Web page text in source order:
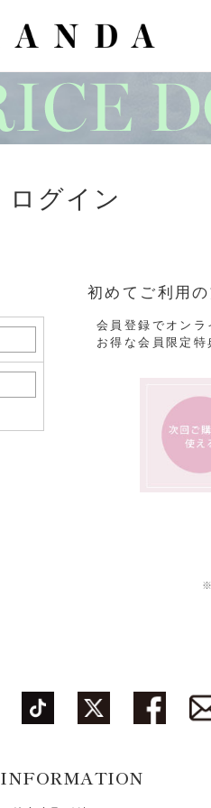
ログイン
初めてご利用
会員登録でオンラ
お得な会員限定特
INFORMATION